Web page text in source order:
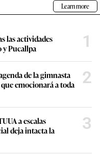
las actividades
y Pucallpa
1
de la gimnasta
emocionará a toda
2
a escalas
deja intacta la
3